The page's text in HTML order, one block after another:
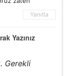
Yanıtla
Yazınız
Gerekli